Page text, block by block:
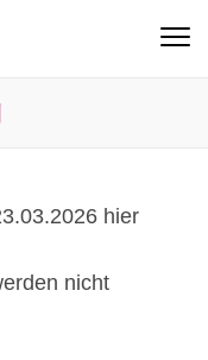
hier
nicht